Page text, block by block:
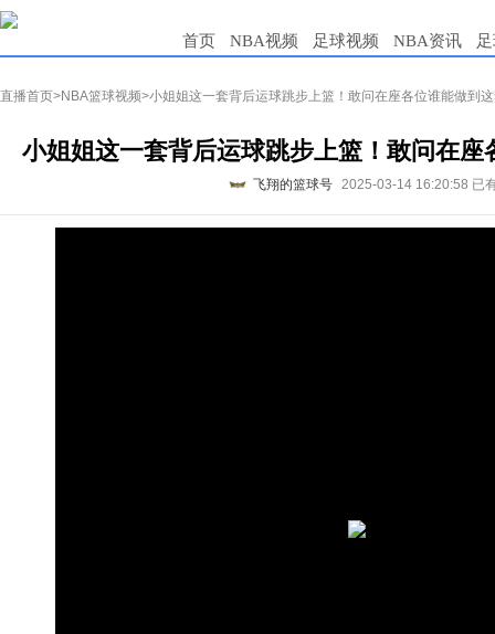
首页 NBA视频 足球视频 NBA资讯
直播首页>NBA篮球视频>小姐姐这一套背后运球跳步上篮！敢问在座各位谁能做到
小姐姐这一套背后运球跳步上篮！敢问在
飞翔的篮球号 2025-03-14 16:20:58 已